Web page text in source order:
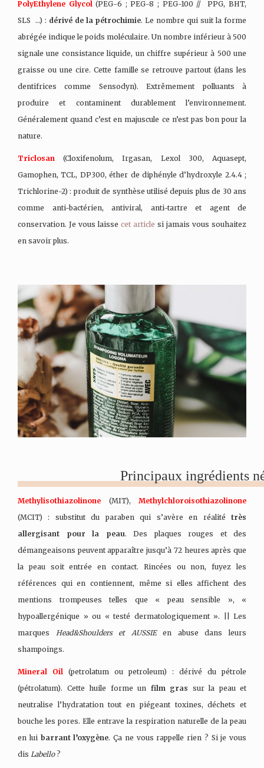
PolyEthylene Glycol (PEG-6 ; PEG-8 ; PEG-100 // PPG, BHT,
SLS …) : dérivé de la pétrochimie. Le nombre qui suit la forme
abrégée indique le poids moléculaire. Un nombre inférieur à 500
signale une consistance liquide, un chiffre supérieur à 500 une
graisse ou une cire. Cette famille se retrouve partout (dans les
dentifrices comme Sensodyn). Extrêmement polluants à
produire et contaminent durablement l’environnement.
Généralement quand c’est en majuscule ce n’est pas bon pour la
nature.
Triclosan (Cloxifenolum, Irgasan, Lexol 300, Aquasept,
Gamophen, TCL, DP300, éther de diphényle d’hydroxyle 2.4.4 ;
Trichlorine-2) : produit de synthèse utilisé depuis plus de 30 ans
comme anti-bactérien, antiviral, anti-tartre et agent de
conservation. Je vous laisse cet article si jamais vous souhaitez
en savoir plus.
Principaux ingrédients
Methylisothiazolinone (MIT),
Methylchloroisothiazolinone
(MCIT) : substitut du paraben qui s’avère en réalité très
allergisant pour la peau. Des plaques rouges et des
démangeaisons peuvent apparaître jusqu’à 72 heures après que
la peau soit entrée en contact. Rincées ou non, fuyez les
références qui en contiennent, même si elles affichent des
mentions trompeuses telles que « peau sensible », «
hypoallergénique » ou « testé dermatologiquement ». || Les
marques Head&Shoulders et AUSSIEen abuse dans leurs
shampoings.
Mineral Oil
(petrolatum ou petroleum) : dérivé du pétrole
(pétrolatum). Cette huile forme un film gras sur la peau et
neutralise l’hydratation tout en piégeant toxines, déchets et
bouche les pores. Elle entrave la respiration naturelle de la peau
en lui barrant l’oxygène. Ça ne vous rappelle rien ? Si je vous
dis Labello?